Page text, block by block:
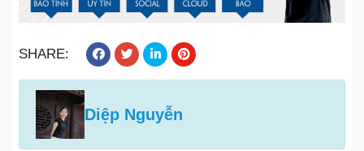
SHARE:
Diệp Nguyễn